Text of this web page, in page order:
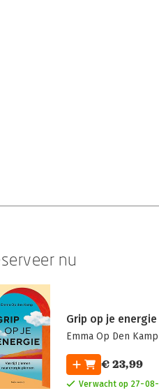
nu
Grip op je energie
Emma Op Den Kamp
€ 23,99
Verwacht op 27-08-